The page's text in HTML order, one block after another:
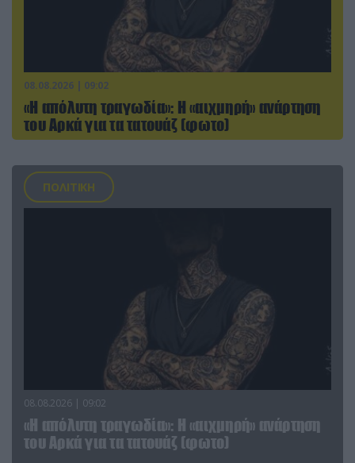
08.08.2026 | 09:02
«Η απόλυτη τραγωδία»: Η «αιχμηρή» ανάρτηση
του Αρκά για τα τατουάζ (φωτο)
ΠΟΛΙΤΙΚΗ
08.08.2026 | 09:02
«Η απόλυτη τραγωδία»: Η «αιχμηρή» ανάρτηση
του Αρκά για τα τατουάζ (φωτο)